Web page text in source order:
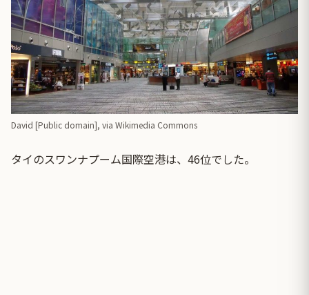
David [Public domain], via Wikimedia Commons
タイのスワンナプーム国際空港は、46位でした。